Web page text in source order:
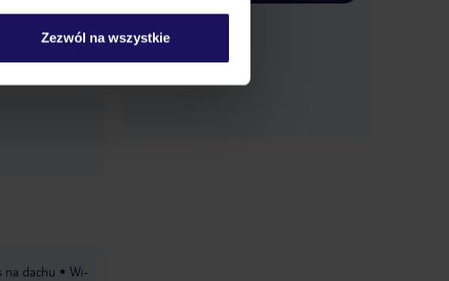
Zezwól na wszystkie
STAR
tarasie na
na dachu
Wi-